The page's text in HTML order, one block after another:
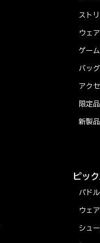
スト
ウェア
ゲー
バッグ
アク
限定品
新製品
ピッ
パドル
ウェア
シュ